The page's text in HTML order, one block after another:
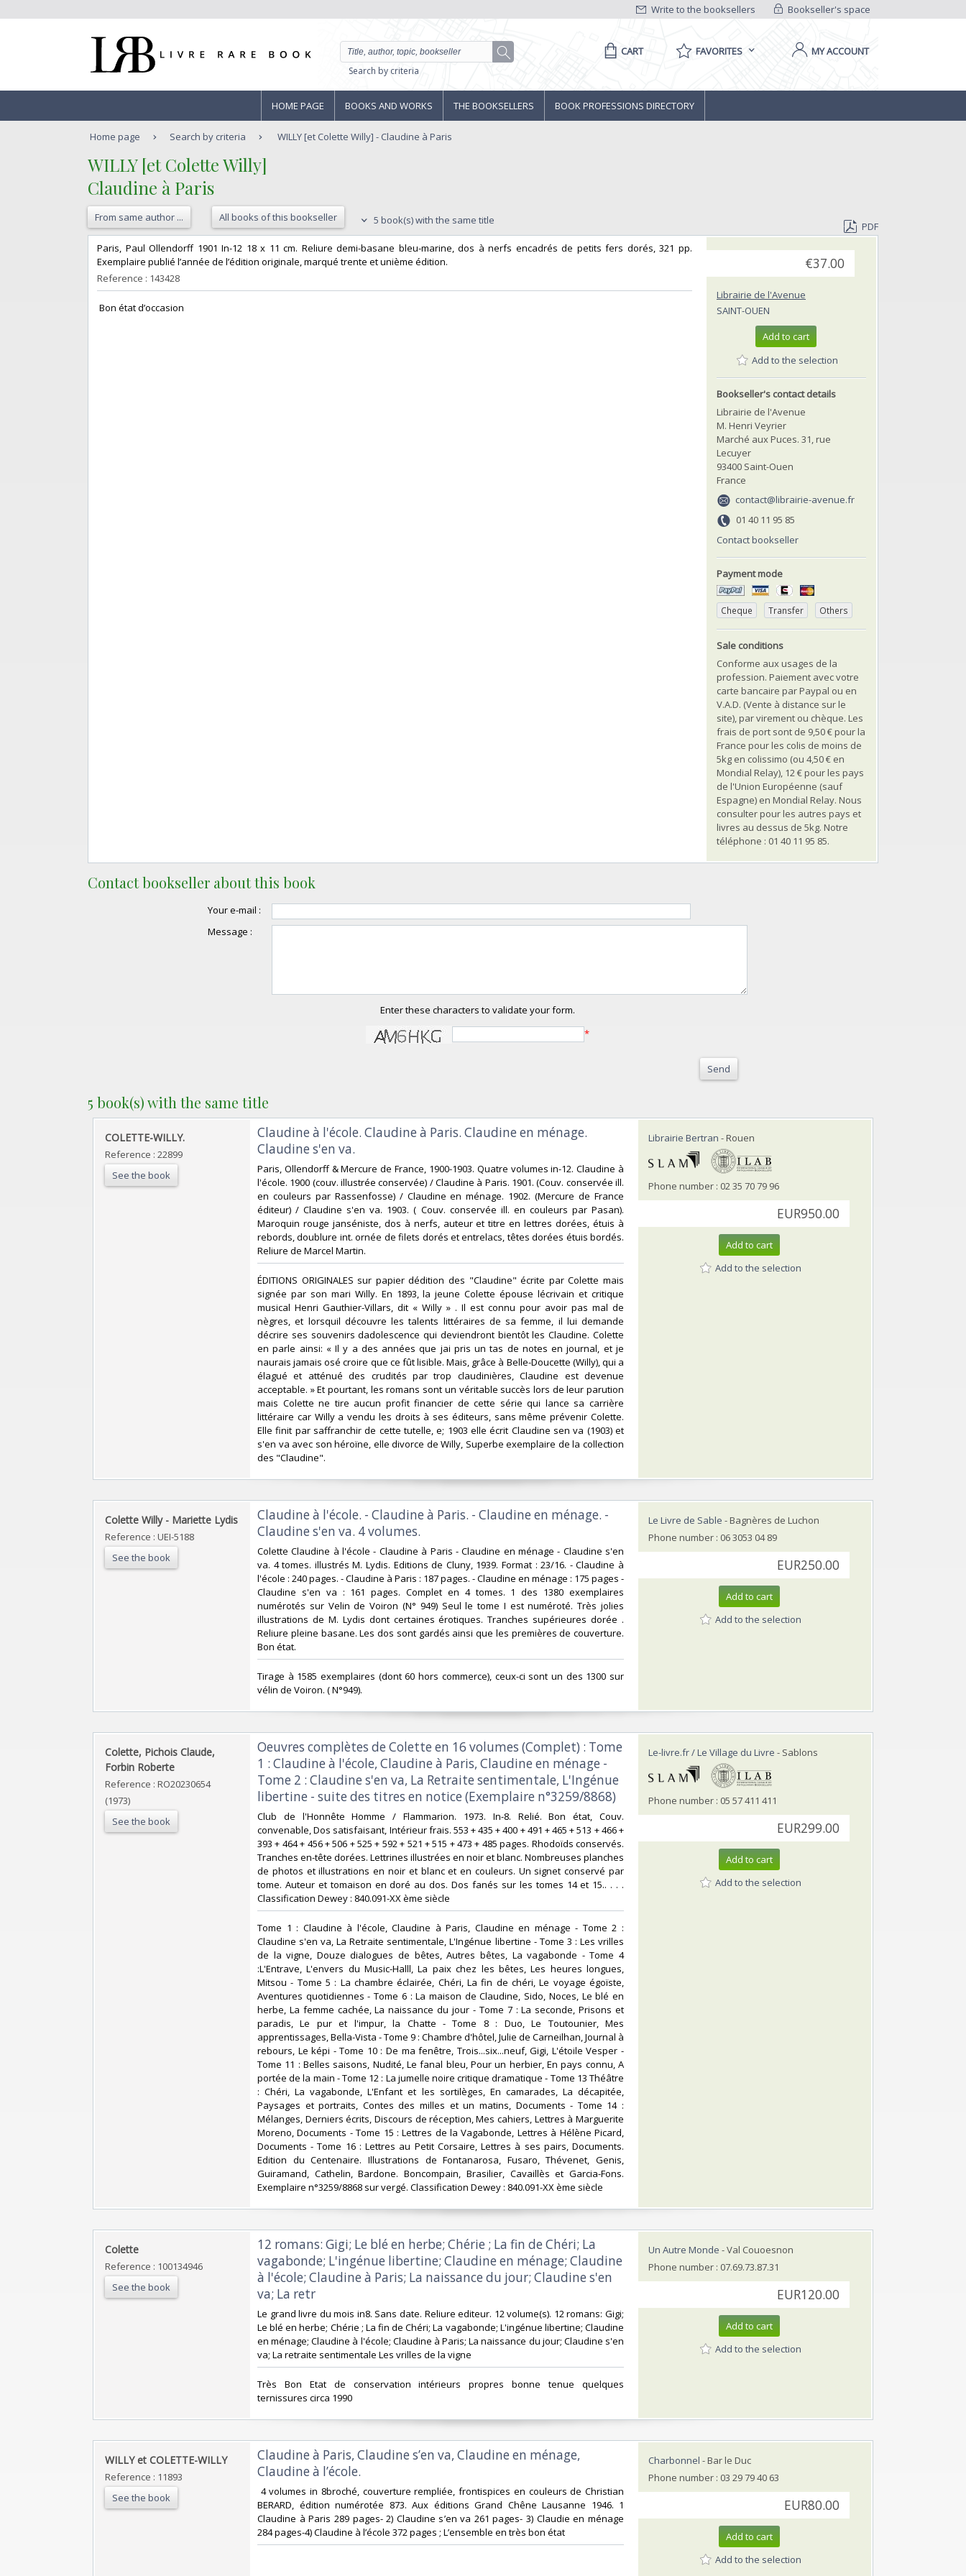
Bookseller's space
Write to the booksellers
Search by criteria
CART FAVORITES MY ACCOUNT
HOME PAGE BOOKS AND WORKS THE BOOKSELLERS BOOK PROFESSIONS DIRECTORY
Home page Search by criteria WILLY [et Colette Willy] - Claudine à Paris
‎WILLY [et Colette Willy]‎
‎Claudine à Paris‎
From same author ... All books of this bookseller 5 book(s) with the same title
PDF
‎Paris, Paul Ollendorff 1901 In-12 18 x 11 cm. Reliure demi-basane bleu-marine, dos à nerfs encadrés de petits fers dorés, 321 pp.
Exemplaire publié l’année de l’édition originale, marqué trente et unième édition.‎
Reference : 143428
‎ Bon état d’occasion ‎
€37.00
Librairie de l'Avenue
SAINT-OUEN
Add to cart
Add to the selection
Bookseller's contact details
Librairie de l'Avenue
M. Henri Veyrier
Marché aux Puces. 31, rue
Lecuyer
93400 Saint-Ouen
France
contact@librairie-avenue.fr
01 40 11 95 85
Contact bookseller
Payment mode
Cheque Transfer Others
Sale conditions
Conforme aux usages de la
profession. Paiement avec votre
carte bancaire par Paypal ou en
V.A.D. (Vente à distance sur le
site), par virement ou chèque. Les
frais de port sont de 9,50 € pour la
France pour les colis de moins de
5kg en colissimo (ou 4,50 € en
Mondial Relay), 12 € pour les pays
de l'Union Européenne (sauf
Espagne) en Mondial Relay. Nous
consulter pour les autres pays et
livres au dessus de 5kg. Notre
téléphone : 01 40 11 95 85.
Contact bookseller about this book
Your e-mail :
Message :
Enter these characters to validate your form.
*
Send
5 book(s) with the same title
‎COLETTE-WILLY.‎
Reference : 22899
See the book
‎Claudine à l'école. Claudine à Paris. Claudine en ménage.
Claudine s'en va.‎
‎Paris, Ollendorff & Mercure de France, 1900-1903. Quatre volumes in-12. Claudine à
l'école. 1900 (couv. illustrée conservée) / Claudine à Paris. 1901. (Couv. conservée ill.
en couleurs par Rassenfosse) / Claudine en ménage. 1902. (Mercure de France
éditeur) / Claudine s'en va. 1903. ( Couv. conservée ill. en couleurs par Pasan).
Maroquin rouge janséniste, dos à nerfs, auteur et titre en lettres dorées, étuis à
rebords, doublure int. ornée de filets dorés et entrelacs, têtes dorées étuis bordés.
Reliure de Marcel Martin.‎
‎ÉDITIONS ORIGINALES sur papier dédition des "Claudine" écrite par Colette mais
signée par son mari Willy. En 1893, la jeune Colette épouse lécrivain et critique
musical Henri Gauthier-Villars, dit « Willy » . Il est connu pour avoir pas mal de
nègres, et lorsquil découvre les talents littéraires de sa femme, il lui demande
décrire ses souvenirs dadolescence qui deviendront bientôt les Claudine. Colette
en parle ainsi: « Il y a des années que jai pris un tas de notes en journal, et je
naurais jamais osé croire que ce fût lisible. Mais, grâce à Belle-Doucette (Willy), qui a
élagué et atténué des crudités par trop claudinières, Claudine est devenue
acceptable. » Et pourtant, les romans sont un véritable succès lors de leur parution
mais Colette ne tire aucun profit financier de cette série qui lance sa carrière
littéraire car Willy a vendu les droits à ses éditeurs, sans même prévenir Colette.
Elle finit par saffranchir de cette tutelle, e; 1903 elle écrit Claudine sen va (1903) et
s'en va avec son héroïne, elle divorce de Willy, Superbe exemplaire de la collection
des "Claudine". ‎
Librairie Bertran - Rouen
Phone number : 02 35 70 79 96
EUR950.00
Add to cart
Add to the selection
‎Colette Willy - Mariette Lydis‎
Reference : UEI-5188
See the book
‎Claudine à l'école. - Claudine à Paris. - Claudine en ménage. -
Claudine s'en va. 4 volumes.‎
‎Colette Claudine à l'école - Claudine à Paris - Claudine en ménage - Claudine s'en
va. 4 tomes. illustrés M. Lydis. Editions de Cluny, 1939. Format : 23/16. - Claudine à
l'école : 240 pages. - Claudine à Paris : 187 pages. - Claudine en ménage : 175 pages -
Claudine s'en va : 161 pages. Complet en 4 tomes. 1 des 1380 exemplaires
numérotés sur Velin de Voiron (N° 949) Seul le tome I est numéroté. Très jolies
illustrations de M. Lydis dont certaines érotiques. Tranches supérieures dorée .
Reliure pleine basane. Les dos sont gardés ainsi que les premières de couverture.
Bon état.‎
‎Tirage à 1585 exemplaires (dont 60 hors commerce), ceux-ci sont un des 1300 sur
vélin de Voiron. ( N°949).‎
Le Livre de Sable - Bagnères de Luchon
Phone number : 06 3053 04 89
EUR250.00
Add to cart
Add to the selection
‎Colette, Pichois Claude,
Forbin Roberte‎
Reference : RO20230654
(1973)
See the book
‎Oeuvres complètes de Colette en 16 volumes (Complet) : Tome
1 : Claudine à l'école, Claudine à Paris, Claudine en ménage -
Tome 2 : Claudine s'en va, La Retraite sentimentale, L'Ingénue
libertine - suite des titres en notice (Exemplaire n°3259/8868)‎
‎Club de l'Honnête Homme / Flammarion. 1973. In-8. Relié. Bon état, Couv.
convenable, Dos satisfaisant, Intérieur frais. 553 + 435 + 400 + 491 + 465 + 513 + 466 +
393 + 464 + 456 + 506 + 525 + 592 + 521 + 515 + 473 + 485 pages. Rhodoïds conservés.
Tranches en-tête dorées. Lettrines illustrées en noir et blanc. Nombreuses planches
de photos et illustrations en noir et blanc et en couleurs. Un signet conservé par
tome. Auteur et tomaison en doré au dos. Dos fanés sur les tomes 14 et 15.. . . .
Classification Dewey : 840.091-XX ème siècle‎
‎Tome 1 : Claudine à l'école, Claudine à Paris, Claudine en ménage - Tome 2 :
Claudine s'en va, La Retraite sentimentale, L'Ingénue libertine - Tome 3 : Les vrilles
de la vigne, Douze dialogues de bêtes, Autres bêtes, La vagabonde - Tome 4
:L'Entrave, L'envers du Music-Halll, La paix chez les bêtes, Les heures longues,
Mitsou - Tome 5 : La chambre éclairée, Chéri, La fin de chéri, Le voyage égoïste,
Aventures quotidiennes - Tome 6 : La maison de Claudine, Sido, Noces, Le blé en
herbe, La femme cachée, La naissance du jour - Tome 7 : La seconde, Prisons et
paradis, Le pur et l'impur, la Chatte - Tome 8 : Duo, Le Toutounier, Mes
apprentissages, Bella-Vista - Tome 9 : Chambre d'hôtel, Julie de Carneilhan, Journal à
rebours, Le képi - Tome 10 : De ma fenêtre, Trois...six...neuf, Gigi, L'étoile Vesper -
Tome 11 : Belles saisons, Nudité, Le fanal bleu, Pour un herbier, En pays connu, A
portée de la main - Tome 12 : La jumelle noire critique dramatique - Tome 13 Théâtre
: Chéri, La vagabonde, L'Enfant et les sortilèges, En camarades, La décapitée,
Paysages et portraits, Contes des milles et un matins, Documents - Tome 14 :
Mélanges, Derniers écrits, Discours de réception, Mes cahiers, Lettres à Marguerite
Moreno, Documents - Tome 15 : Lettres de la Vagabonde, Lettres à Hélène Picard,
Documents - Tome 16 : Lettres au Petit Corsaire, Lettres à ses pairs, Documents.
Edition du Centenaire. Illustrations de Fontanarosa, Fusaro, Thévenet, Genis,
Guiramand, Cathelin, Bardone. Boncompain, Brasilier, Cavaillès et Garcia-Fons.
Exemplaire n°3259/8868 sur vergé. Classification Dewey : 840.091-XX ème siècle‎
Le-livre.fr / Le Village du Livre - Sablons
Phone number : 05 57 411 411
EUR299.00
Add to cart
Add to the selection
‎Colette‎
Reference : 100134946
See the book
‎12 romans: Gigi; Le blé en herbe; Chérie ; La fin de Chéri; La
vagabonde; L'ingénue libertine; Claudine en ménage; Claudine
à l'école; Claudine à Paris; La naissance du jour; Claudine s'en
va; La retr‎
‎Le grand livre du mois in8. Sans date. Reliure editeur. 12 volume(s). 12 romans: Gigi;
Le blé en herbe; Chérie ; La fin de Chéri; La vagabonde; L'ingénue libertine; Claudine
en ménage; Claudine à l'école; Claudine à Paris; La naissance du jour; Claudine s'en
va; La retraite sentimentale Les vrilles de la vigne‎
‎Très Bon Etat de conservation intérieurs propres bonne tenue quelques
ternissures circa 1990‎
Un Autre Monde - Val Couoesnon
Phone number : 07.69.73.87.31
EUR120.00
Add to cart
Add to the selection
‎WILLY et COLETTE-WILLY ‎
Reference : 11893
See the book
‎Claudine à Paris, Claudine s’en va, Claudine en ménage,
Claudine à l’école. ‎
‎ 4 volumes in 8broché, couverture rempliée, frontispices en couleurs de Christian
BERARD, édition numérotée 873. Aux éditions Grand Chêne Lausanne 1946. 1
Claudine à Paris 289 pages- 2) Claudine s’en va 261 pages- 3) Claudie en ménage
284 pages-4) Claudine à l’école 372 pages ; L’ensemble en très bon état ‎
Charbonnel - Bar le Duc
Phone number : 03 29 79 40 63
EUR80.00
Add to cart
Add to the selection